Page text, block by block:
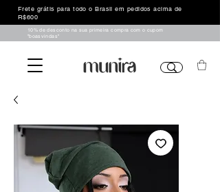
Frete grátis para todo o Brasil em pedidos acima de
R$600
10% de desconto na sua primeira compra com o cupom
"boasvindas"